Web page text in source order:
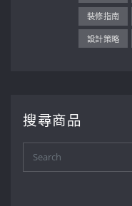
裝修指南
設計策略
搜尋商品